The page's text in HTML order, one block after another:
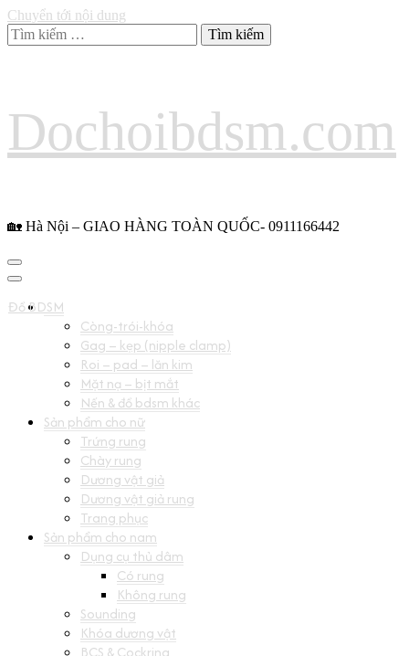
Chuyển tới nội dung
Tìm
kiếm
Dochoibdsm.com
🏡 Hà Nội – GIAO HÀNG TOÀN QUỐC- 0911166442
Đồ BDSM
Còng-trói-khóa
Gag – kẹp (nipple clamp)
Roi – pad – lăn kim
Mặt nạ – bịt mắt
Nến & đồ bdsm khác
Sản phẩm cho nữ
Trứng rung
Chày rung
Dương vật giả
Dương vật giả rung
Trang phục
Sản phẩm cho nam
Dụng cụ thủ dâm
Có rung
Không rung
Sounding
Khóa dương vật
BCS & Cockring